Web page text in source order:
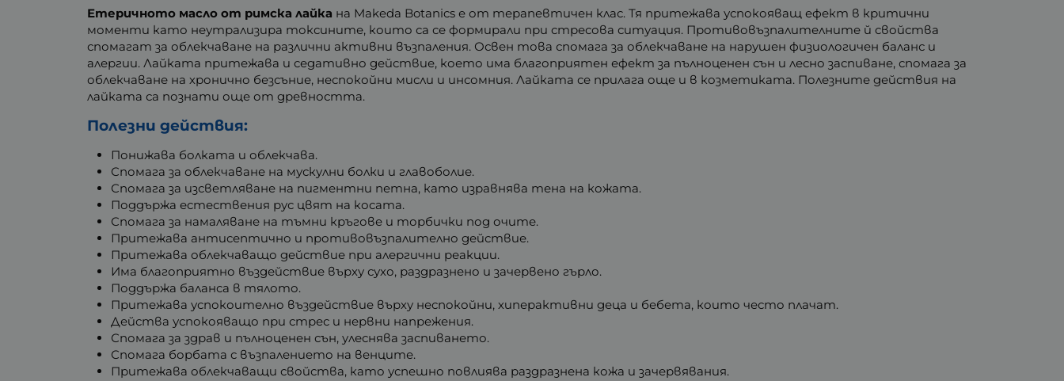
Етеричното масло от римска лайка на Makeda Botanics е от терапевтичен клас. Тя притежава успокояващ ефект в критични
моменти като неутрализира токсините, които са се формирали при стресова ситуация. Противовъзпалителните й свойства
спомагат за облекчаване на различни активни възпаления. Освен това спомага за облекчаване на нарушен физиологичен баланс и
алергии. Лайката притежава и седативно действие, което има благоприятен ефект за пълноценен сън и лесно заспиване, спомага за
облекчаване на хронично безсъние, неспокойни мисли и инсомния. Лайката се прилага още и в козметиката. Полезните действия на
лайката са познати още от древността.
Полезни действия:
Понижава болката и облекчава.
Спомага за облекчаване на мускулни болки и главоболие.
Спомага за изсветляване на пигментни петна, като изравнява тена на кожата.
Поддържа естествения рус цвят на косата.
Спомага за намаляване на тъмни кръгове и торбички под очите.
Притежава антисептично и противовъзпалително действие.
Притежава облекчаващо действие при алергични реакции.
Има благоприятно въздействие върху сухо, раздразнено и зачервено гърло.
Поддържа баланса в тялото.
Притежава успокоително въздействие върху неспокойни, хиперактивни деца и бебета, които често плачат.
Действа успокояващо при стрес и нервни напрежения.
Спомага за здрав и пълноценен сън, улеснява заспиването.
Спомага борбата с възпалението на венците.
Притежава облекчаващи свойства, като успешно повлиява раздразнена кожа и зачервявания.